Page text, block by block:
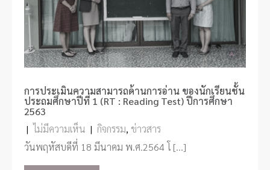
การประเมินความสามารถด้านการอ่าน ของนักเรียนชั้น
ประถมศึกษาปีที่ 1 (RT : Reading Test) ปีการศึกษา
2563
|ไม่มีความเห็น | กิจกรรม, ข่าวสาร
วันพฤหัสบดีที่ 18 มีนาคม พ.ศ.2564 โ […]